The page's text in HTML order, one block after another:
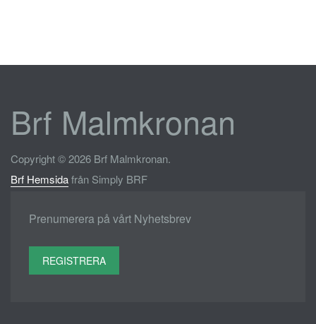
Brf Malmkronan
Copyright © 2026 Brf Malmkronan.
Brf Hemsidafrån Simply BRF
Prenumerera på vårt Nyhetsbrev
REGISTRERA